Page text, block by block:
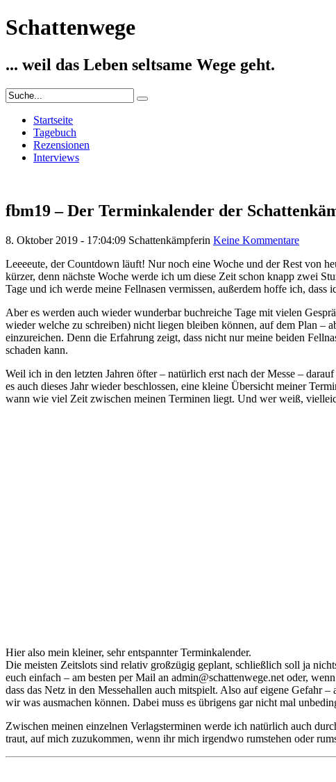
Schattenwege
... weil das Leben seltsame Wege geht.
Startseite
Tagebuch
Rezensionen
Interviews
fbm19 – Der Terminkalender der
8. Oktober 2019 - 17:04:09 Schattenkämpferin Keine Kommentare
Leeeeute, der Countdown läuft! Nur noch eine Woche und der Rest von
kürzer, denn nächste Woche werde ich um diese Zeit schon knapp zwei
Tage und ich werde meine Fellnasen vermissen, außerdem hoffe ich, dass
Aber es werden auch wieder wunderbar buchreiche Tage mit vielen
wieder welche zu schreiben) nicht liegen bleiben können, auf dem Plan –
einzureichen. Denn die Erfahrung zeigt, dass nicht nur meine beiden
schaden kann.
Weil ich in den letzten Jahren öfter – natürlich erst nach der Messe –
es auch dieses Jahr wieder beschlossen, eine kleine Übersicht meiner
wann wie viel Zeit zwischen meinen Terminen liegt. Und wer weiß,
Hier also mein kleiner, sehr entspannter Terminkalender.
Die meisten Zeitslots sind relativ großzügig geplant, schließlich soll ja
euch einfach – am besten per Mail an admin@schattenwege.net oder,
dass das Netz in den Messehallen auch mitspielt. Also auf eigene Gefahr
wir was ausmachen können. Dabei muss es übrigens gar nicht mal
Zwischen meinen einzelnen Verlagsterminen werde ich natürlich auch
traut, auf mich zuzukommen, wenn ihr mich irgendwo rumstehen oder